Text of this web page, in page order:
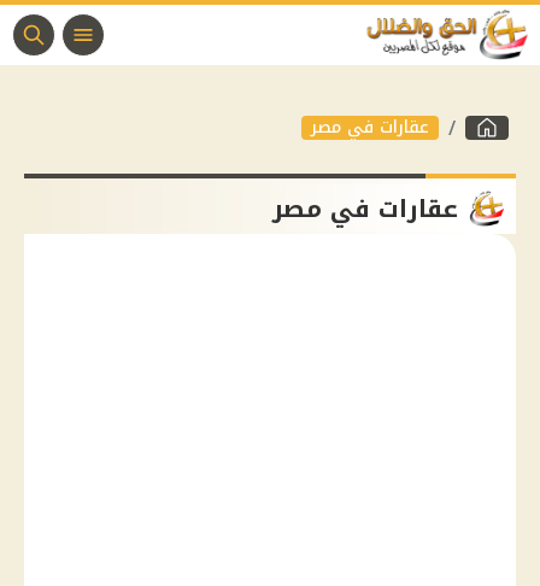
عقارات في مصر
عقارات في مصر